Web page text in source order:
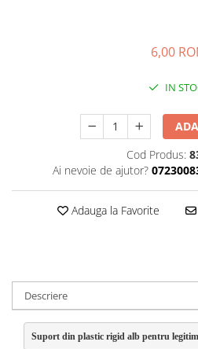
6,00
IN
Cod Produs:
Ai nevoie de ajutor?
Adauga la Favorite
Descriere
Suport din plastic rigid alb pentru